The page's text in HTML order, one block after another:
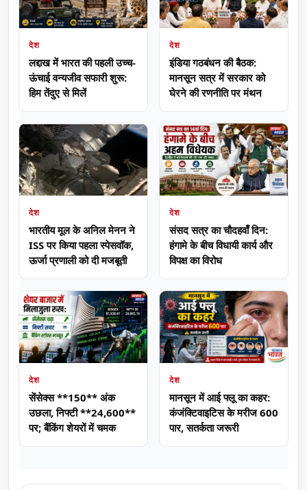
देश
लद्दाख में भारत की पहली उच्च-
ऊंचाई वन्यजीव सफारी शुरू:
हिम तेंदुए से मिलें
देश
इंडिया गठबंधन की बैठक:
मानसून सत्र में सरकार को
घेरने की रणनीति पर मंथन
देश
भारतीय मूल के अनिल मेनन ने
ISS पर किया पहला स्पेसवॉक,
ऊर्जा प्रणाली को दी मजबूती
देश
संसद सत्र का चौदहवाँ दिन:
हंगामे के बीच विधायी कार्य और
विपक्ष का विरोध
देश
सेंसेक्स **150** अंक
उछला, निफ्टी **24,600**
पर; बैंकिंग शेयरों में चमक
देश
मानसून में आई फ्लू का कहर:
कंजंक्टिवाइटिस के मरीज 600
पार, सतर्कता जरूरी